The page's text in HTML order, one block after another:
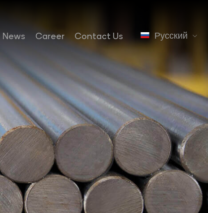
News Career Contact Us Русский